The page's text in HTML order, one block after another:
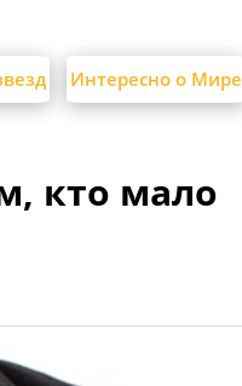
Интересно о Мире
кто мало